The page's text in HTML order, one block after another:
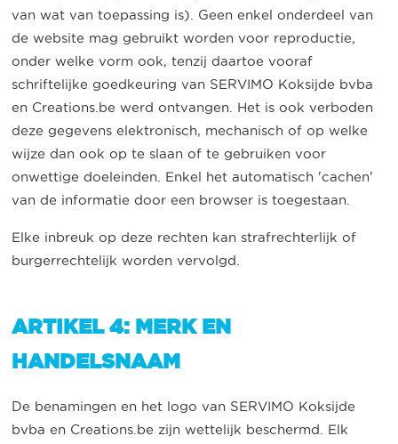
van wat van toepassing is). Geen enkel onderdeel van
de website mag gebruikt worden voor reproductie,
onder welke vorm ook, tenzij daartoe vooraf
schriftelijke goedkeuring van SERVIMO Koksijde bvba
en Creations.be werd ontvangen. Het is ook verboden
deze gegevens elektronisch, mechanisch of op welke
wijze dan ook op te slaan of te gebruiken voor
onwettige doeleinden. Enkel het automatisch 'cachen'
van de informatie door een browser is toegestaan.
Elke inbreuk op deze rechten kan strafrechterlijk of
burgerrechtelijk worden vervolgd.
ARTIKEL 4: MERK EN
HANDELSNAAM
De benamingen en het logo van SERVIMO Koksijde
bvba en Creations.be zijn wettelijk beschermd. Elk